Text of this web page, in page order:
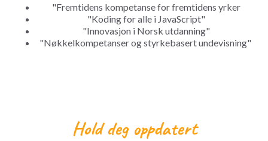
"Fremtidens kompetanse for fremtidens yrker
"Koding for alle i JavaScript"
"Innovasjon i Norsk utdanning"
"Nøkkelkompetanser og styrkebasert undevisning"
Hold deg oppdatert